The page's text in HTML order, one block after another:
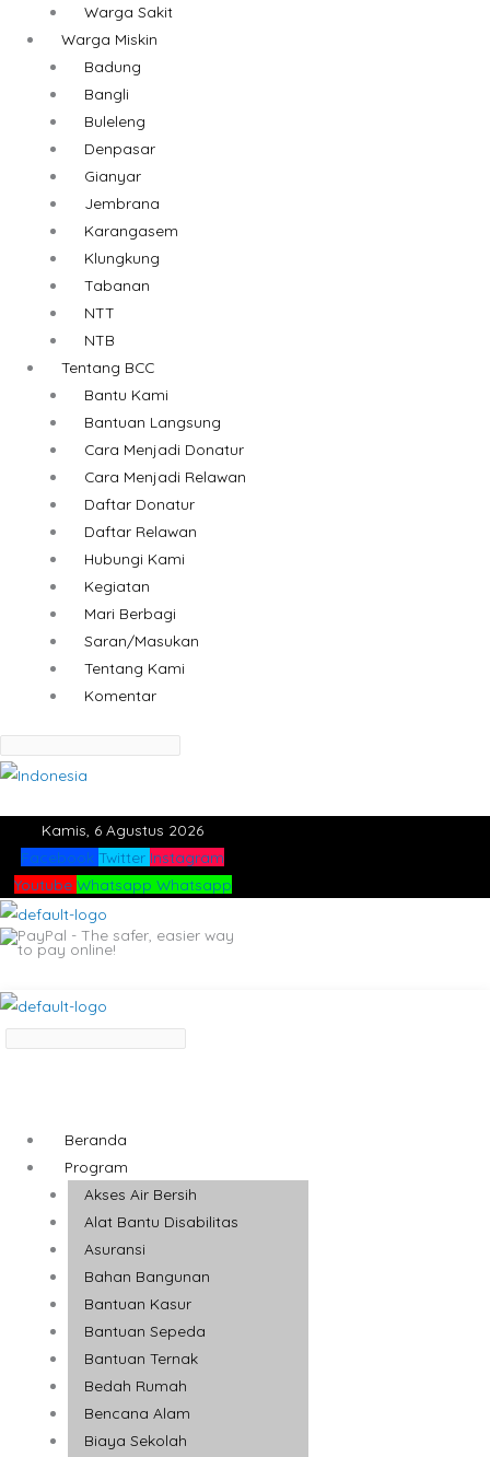
Warga Sakit
Warga Miskin
Badung
Bangli
Buleleng
Denpasar
Gianyar
Jembrana
Karangasem
Klungkung
Tabanan
NTT
NTB
Tentang BCC
Bantu Kami
Bantuan Langsung
Cara Menjadi Donatur
Cara Menjadi Relawan
Daftar Donatur
Daftar Relawan
Hubungi Kami
Kegiatan
Mari Berbagi
Saran/Masukan
Tentang Kami
Komentar
Kamis, 6 Agustus 2026
Facebook Twitter Instagram
Youtube Whatsapp Whatsapp
Beranda
Program
Akses Air Bersih
Alat Bantu Disabilitas
Asuransi
Bahan Bangunan
Bantuan Kasur
Bantuan Sepeda
Bantuan Ternak
Bedah Rumah
Bencana Alam
Biaya Sekolah